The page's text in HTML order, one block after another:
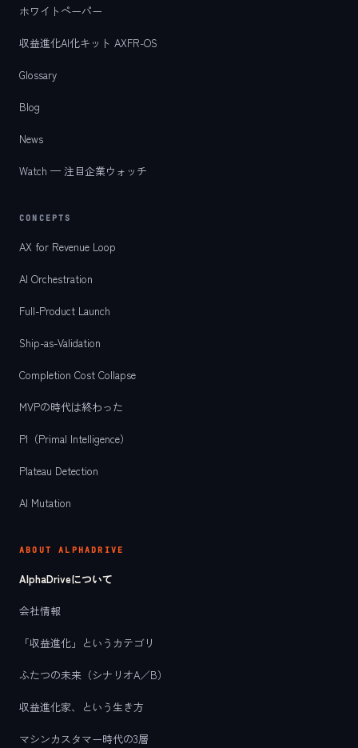
ホワイトペーパー
収益進化AI化キット AXFR-OS
Glossary
Blog
News
Watch — 注目企業ウォッチ
CONCEPTS
AX for Revenue Loop
AI Orchestration
Full-Product Launch
Ship-as-Validation
Completion Cost Collapse
MVPの時代は終わった
PI（Primal Intelligence）
Plateau Detection
AI Mutation
ABOUT ALPHADRIVE
AlphaDriveについて
会社情報
「収益進化」というカテゴリ
ふたつの未来（シナリオA／B）
収益進化家、という生き方
マシンカスタマー時代の3層